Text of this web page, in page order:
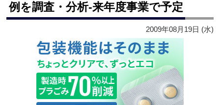
例を調査・分析‐来年度事業で予定
2009年08月19日 (水)